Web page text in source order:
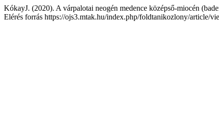
KókayJ. (2020). A várpalotai neogén medence középső-miocén
Elérés forrás https://ojs3.mtak.hu/index.php/foldtanikozlony/article/